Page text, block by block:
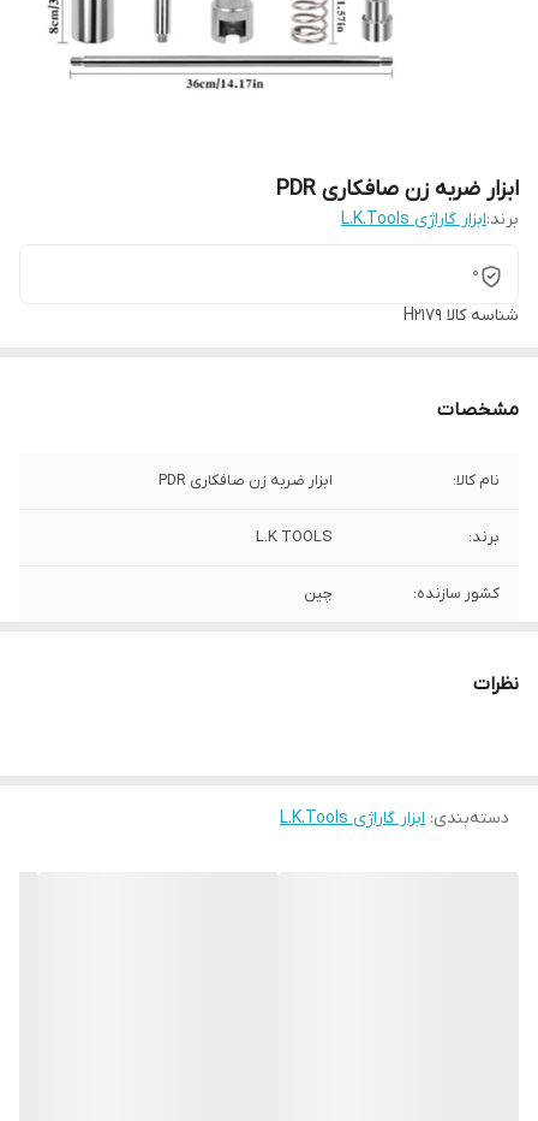
ابزار ضربه زن صافکاری PDR
برند:ابزار گاراژی L.K.Tools
0
شناسه کالا H2179
مشخصات
نام کالا: ابزار ضربه زن صافکاری PDR
برند: L.K TOOLS
کشور سازنده: چین
نظرات
دسته‌بندی: ابزار گاراژی L.K.Tools